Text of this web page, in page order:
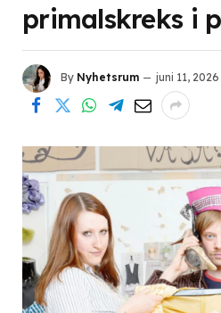
primalskreks i
By Nyhetsrum juni 11, 2026